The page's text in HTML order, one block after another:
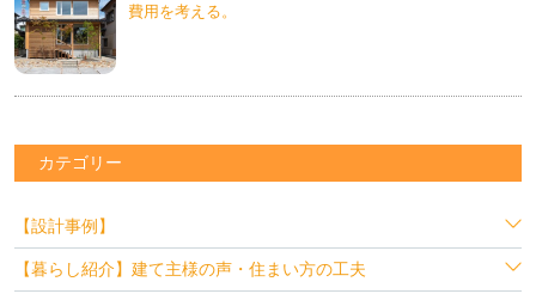
費用を考える。
カテゴリー
【設計事例】
【暮らし紹介】建て主様の声・住まい方の工夫